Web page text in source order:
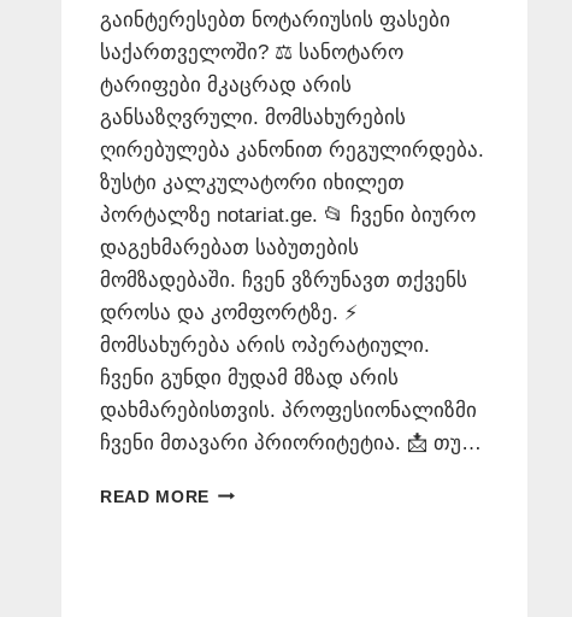
გაინტერესებთ ნოტარიუსის ფასები
საქართველოში? ⚖️ სანოტარო
ტარიფები მკაცრად არის
განსაზღვრული. მომსახურების
ღირებულება კანონით რეგულირდება.
ზუსტი კალკულატორი იხილეთ
პორტალზე notariat.ge. 📂 ჩვენი ბიურო
დაგეხმარებათ საბუთების
მომზადებაში. ჩვენ ვზრუნავთ თქვენს
დროსა და კომფორტზე. ⚡
მომსახურება არის ოპერატიული.
ჩვენი გუნდი მუდამ მზად არის
დახმარებისთვის. პროფესიონალიზმი
ჩვენი მთავარი პრიორიტეტია. 📩 თუ…
READ MORE ᲜᲝᲢᲐᲠᲘᲣᲡᲘᲡ